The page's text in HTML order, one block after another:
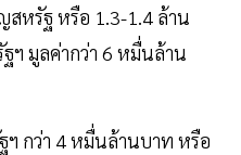
สหรัฐ หรือ 1.3-1.4 ล้าน
ฯ มูลค่ากว่า 6 หมื่นล้าน
ฯ กว่า 4 หมื่นล้านบาท หรือ